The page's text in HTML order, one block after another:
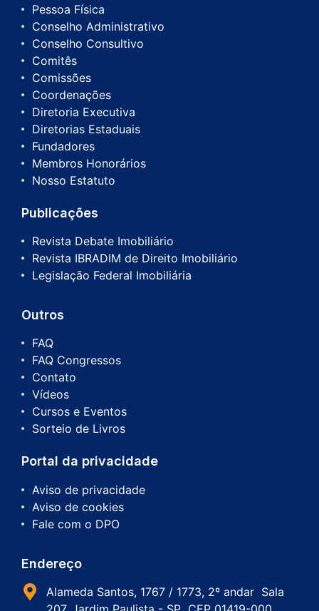
Pessoa Física
Conselho Administrativo
Conselho Consultivo
Comitês
Comissões
Coordenações
Diretoria Executiva
Diretorias Estaduais
Fundadores
Membros Honorários
Nosso Estatuto
Publicações
Revista Debate Imobiliário
Revista IBRADIM de Direito Imobiliário
Legislação Federal Imobiliária
Outros
FAQ
FAQ Congressos
Contato
Vídeos
Cursos e Eventos
Sorteio de Livros
Portal da privacidade
Aviso de privacidade
Aviso de cookies
Fale com o DPO
Endereço
Alameda Santos, 1767 / 1773, 2º andar Sala